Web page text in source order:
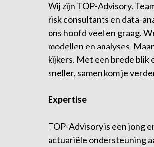
Wij zijn TOP-Advisory.
risk consultants en data-
ons hoofd veel en graag.
modellen en analyses.
kijkers. Met een brede blik
sneller, samen kom je
Expertise
TOP-Advisory is een jong
actuariële ondersteuning